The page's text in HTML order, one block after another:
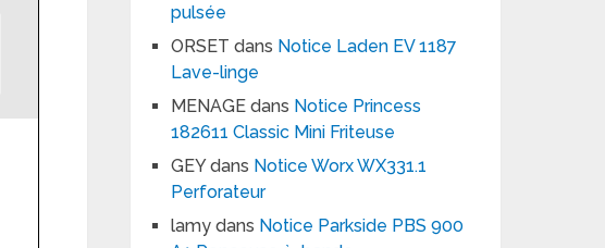
pulsée
ORSET dans Notice Laden EV 1187
Lave-linge
MENAGE dans Notice Princess
182611 Classic Mini Friteuse
GEYdans Notice Worx WX331.1
Perforateur
lamy dans Notice Parkside PBS 900